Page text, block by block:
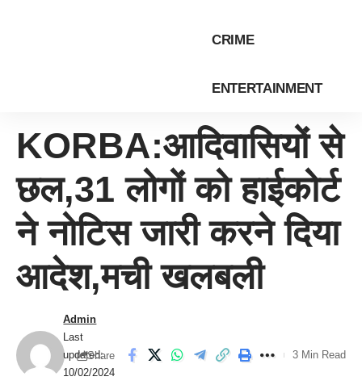
CRIME
ENTERTAINMENT
KORBA:आदिवासियों से
छल,31 लोगों को हाईकोर्ट
ने नोटिस जारी करने दिया
आदेश,मची खलबली
Last
updated:
10/02/2024
Admin
Share 3 Min Read